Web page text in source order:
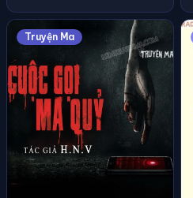
Truyện Ma